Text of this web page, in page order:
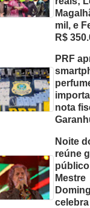
mil, e
R$
PRF
nota
Noite
reúne
Mestre